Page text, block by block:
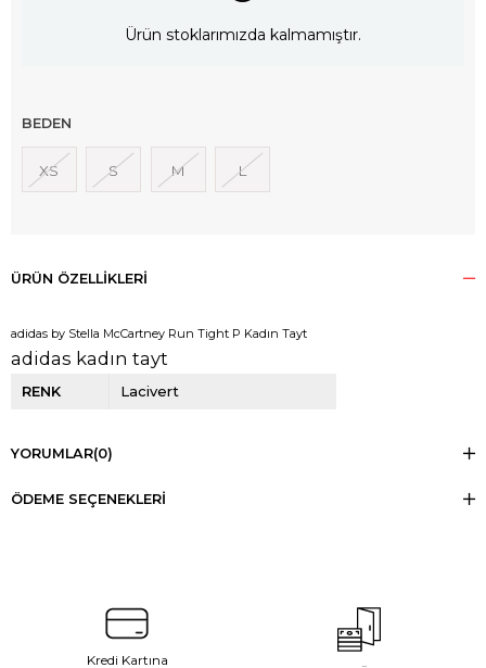
Ürün stoklarımızda kalmamıştır.
BEDEN
XS S M L
ÜRÜN ÖZELLIKLERI
adidas by Stella McCartney Run Tight P Kadın Tayt
adidas kadın tayt
RENK Lacivert
YORUMLAR(0)
ÖDEME SEÇENEKLERI
Kredi Kartına